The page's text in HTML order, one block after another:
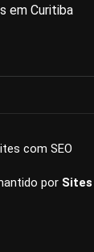
em Curitiba
com SEO
por Sites